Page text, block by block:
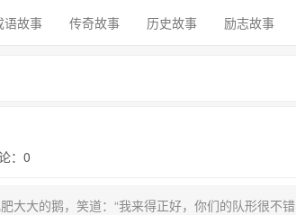
语故事 传奇故事 历史故事 励志故事
：0
大的鹅，笑道：“我来得正好，你们的队形很不